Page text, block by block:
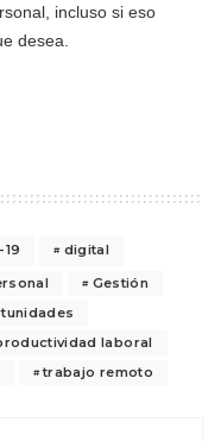
incluso si eso
desea.
19
digital
Gestión
laboral
trabajo remoto